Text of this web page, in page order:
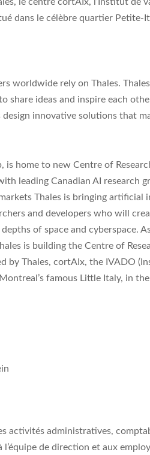
dans le célèbre quartier
worldwide rely on Thales.
share ideas and inspire each
innovative solutions that
is home to new Centre of
leading Canadian AI research
Thales is bringing
and developers who will
of space and cyberspace.
is building the Centre of
by Thales, cortAIx, the IVADO
famous Little Italy, in
activités administratives,
de direction et aux